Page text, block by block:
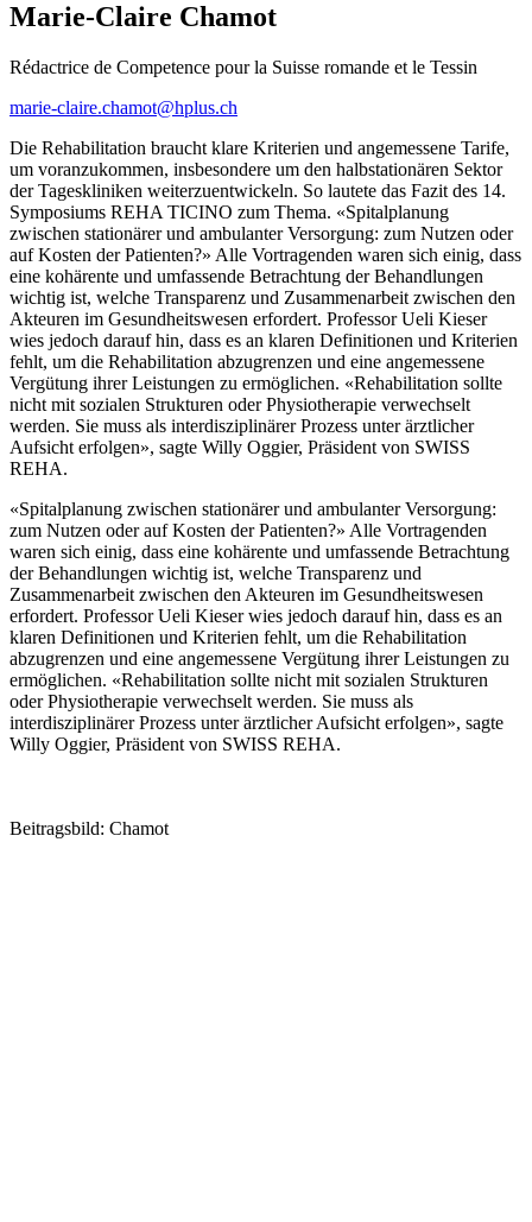
Marie-Claire Chamot
Rédactrice de Competence pour la Suisse romande et le Tessin
marie-claire.chamot@hplus.ch
Die Rehabilitation braucht klare Kriterien und angemessene Tarife,
um voranzukommen, insbesondere um den halbstationären Sektor
der Tageskliniken weiterzuentwickeln. So lautete das Fazit des 14.
Symposiums REHA TICINO zum Thema. «Spitalplanung
zwischen stationärer und ambulanter Versorgung: zum Nutzen oder
auf Kosten der Patienten?» Alle Vortragenden waren sich einig, dass
eine kohärente und umfassende Betrachtung der Behandlungen
wichtig ist, welche Transparenz und Zusammenarbeit zwischen den
Akteuren im Gesundheitswesen erfordert. Professor Ueli Kieser
wies jedoch darauf hin, dass es an klaren Definitionen und Kriterien
fehlt, um die Rehabilitation abzugrenzen und eine angemessene
Vergütung ihrer Leistungen zu ermöglichen. «Rehabilitation sollte
nicht mit sozialen Strukturen oder Physiotherapie verwechselt
werden. Sie muss als interdisziplinärer Prozess unter ärztlicher
Aufsicht erfolgen», sagte Willy Oggier, Präsident von SWISS
REHA.
«Spitalplanung zwischen stationärer und ambulanter Versorgung:
zum Nutzen oder auf Kosten der Patienten?» Alle Vortragenden
waren sich einig, dass eine kohärente und umfassende Betrachtung
der Behandlungen wichtig ist, welche Transparenz und
Zusammenarbeit zwischen den Akteuren im Gesundheitswesen
erfordert. Professor Ueli Kieser wies jedoch darauf hin, dass es an
klaren Definitionen und Kriterien fehlt, um die Rehabilitation
abzugrenzen und eine angemessene Vergütung ihrer Leistungen zu
ermöglichen. «Rehabilitation sollte nicht mit sozialen Strukturen
oder Physiotherapie verwechselt werden. Sie muss als
interdisziplinärer Prozess unter ärztlicher Aufsicht erfolgen», sagte
Willy Oggier, Präsident von SWISS REHA.
Beitragsbild: Chamot